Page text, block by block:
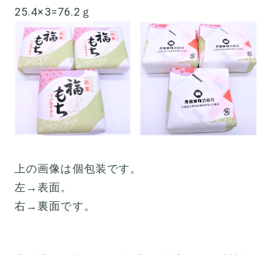
25.4×3=76.2ｇ
上の画像は個包装です。
左→表面。
右→裏面です。